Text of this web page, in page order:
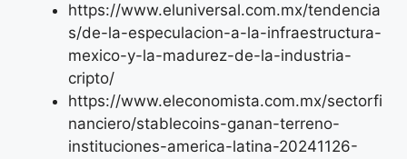
https://www.eluniversal.com.mx/tendencia
s/de-la-especulacion-a-la-infraestructura-
mexico-y-la-madurez-de-la-industria-
cripto/
https://www.eleconomista.com.mx/sectorfi
nanciero/stablecoins-ganan-terreno-
instituciones-america-latina-20241126-